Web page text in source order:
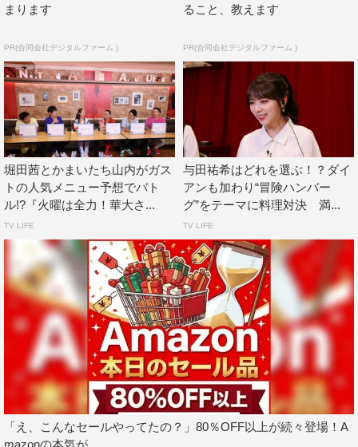
試食タイムでは、この企画でよく1位を争っている大悟と
ゃうまい」とうなる。大吉の豆乳鍋には「女性の好きを詰
めた感じ」と齊藤が絶賛。佐々木は大悟の鍋を「すっごい
奥行きがあります」と堪能する。
『火曜は全力！華大さんと千鳥くん』千鳥 ©カンテレ
6人は「（齊藤と佐々木の）リアクションが良かった華丸
と濱家の二強では？」「大吉の鍋は優しすぎる」など、相
談しながらゲストのランキングを予想。果たして、二人が
まります
PR(合同会社デジタルファーム )
ること、教えます
PR(合同会社デジタルファーム )
堀田茜とかまいたち山内がガス
トの人気メニュー予想でバト
ル!?『火曜は全力！華大さ...
TV LIFE
与田祐希はどれを選ぶ！？ダイ
アンも加わり“冒険ハンバー
グ”をテーマに料理対決 満...
TV LIFE
「え、こんなセールやってたの？」80％OFF以上が続々登場！A
mazonの本気が...